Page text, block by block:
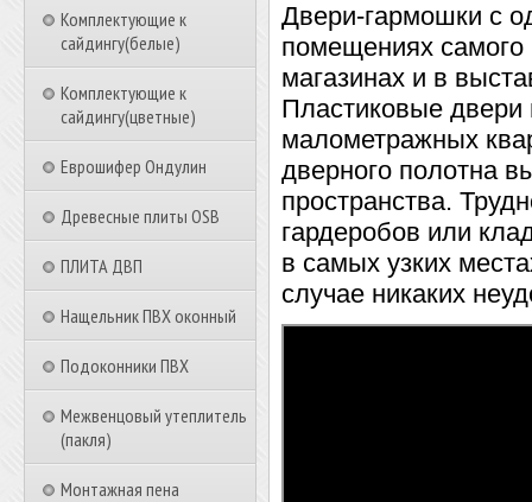
Комплектующие к
сайдингу(белые)
Комплектующие к
сайдингу(цветные)
Еврошифер Ондулин
Древесные плиты OSB
ПЛИТА ДВП
Нащельник ПВХ оконный
Подоконники ПВХ
Межвенцовый утеплитель
(пакля)
Монтажная пена
Двери-гармошки с
помещениях самого
магазинах и в
Пластиковые
малометражных
дверного полотна
пространства.
гардеробов или
в самых узких
случае никаких